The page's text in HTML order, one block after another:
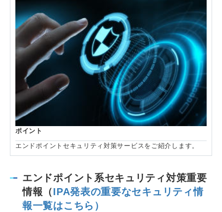
ポイント
エンドポイントセキュリティ対策サービスをご紹介します。
エンドポイント系セキュリティ対策重要
情報（IPA発表の重要なセキュリティ情
報一覧はこちら）